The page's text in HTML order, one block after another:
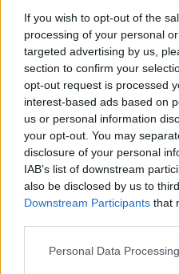
If you wish to opt-out of the
processing of your personal
targeted advertising by us,
section to confirm your
opt-out request is processed
interest-based ads based on
us or personal information
your opt-out. You may
disclosure of your personal
IAB’s list of downstream
also be disclosed by us to
Downstream Participants that
Personal Data
Πριν 4 ημέρες
Ο καιρός στη Χίο,